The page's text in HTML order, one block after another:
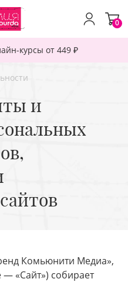
курсы от 449 ₽
0
и
Комьюнити Медиа»,
— «Сайт») собирает